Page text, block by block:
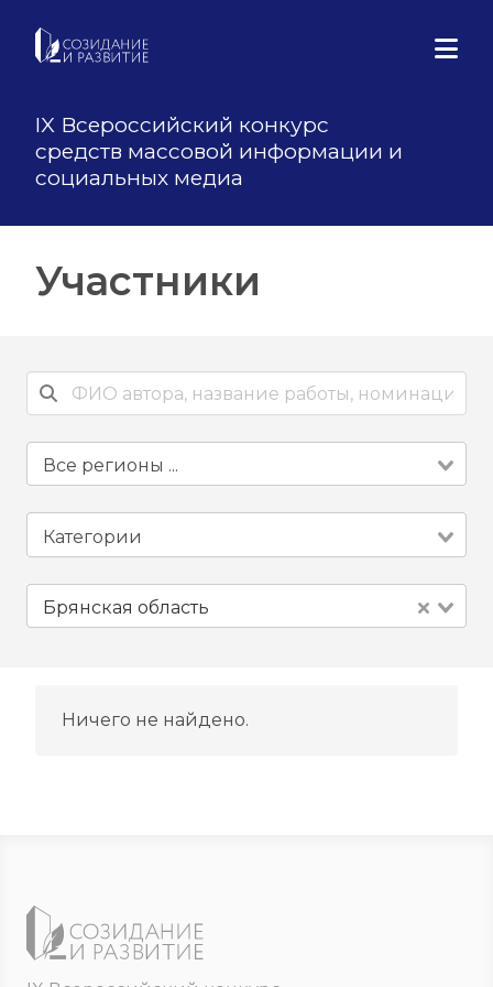
IX Всероссийский конкурс
средств массовой информации и
социальных медиа
Участники
Брянская область
Ничего не найдено.